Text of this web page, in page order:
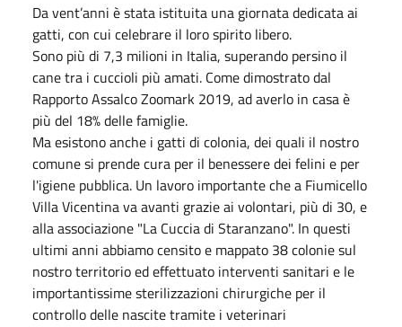
Da vent’anni è stata istituita una giornata dedicata ai
gatti, con cui celebrare il loro spirito libero.
Sono più di 7,3 milioni in Italia, superando persino il
cane tra i cuccioli più amati. Come dimostrato dal
Rapporto Assalco Zoomark 2019, ad averlo in casa è
più del 18% delle famiglie.
Ma esistono anche i gatti di colonia, dei quali il nostro
comune si prende cura per il benessere dei felini e per
l'igiene pubblica. Un lavoro importante che a Fiumicello
Villa Vicentina va avanti grazie ai volontari, più di 30, e
alla associazione "La Cuccia di Staranzano". In questi
ultimi anni abbiamo censito e mappato 38 colonie sul
nostro territorio ed effettuato interventi sanitari e le
importantissime sterilizzazioni chirurgiche per il
controllo delle nascite tramite i veterinari